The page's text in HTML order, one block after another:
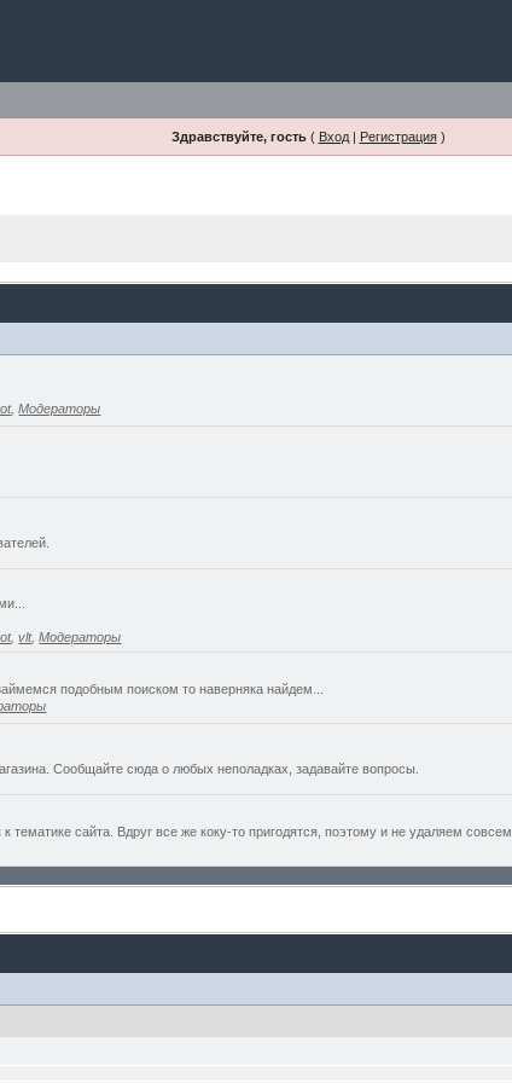
Здравствуйте, гость( Вход| Регистрация)
,Модераторы
,vlt,Модераторы
подобным поиском то наверняка найдем...
Сообщайте сюда о любых неполадках, задавайте вопросы.
сайта. Вдруг все же коку-то пригодятся, поэтому и не удаляем совсем.